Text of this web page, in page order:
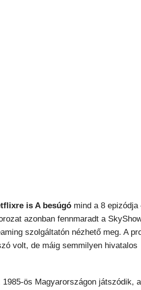
is A besúgó mind a 8 epizódja
azonban fennmaradt a
szolgáltatón nézhető meg. A
volt, de máig semmilyen hivatalos
ös Magyarországon játszódik, a